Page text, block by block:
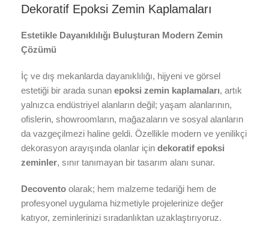
Dekoratif Epoksi Zemin Kaplamaları
Estetikle Dayanıklılığı Buluşturan Modern Zemin
Çözümü
İç ve dış mekanlarda dayanıklılığı, hijyeni ve görsel
estetiği bir arada sunan epoksi zemin kaplamaları, artık
yalnızca endüstriyel alanların değil; yaşam alanlarının,
ofislerin, showroomların, mağazaların ve sosyal alanların
da vazgeçilmezi haline geldi. Özellikle modern ve yenilikçi
dekorasyon arayışında olanlar için dekoratif epoksi
zeminler, sınır tanımayan bir tasarım alanı sunar.
Decovento olarak; hem malzeme tedariği hem de
profesyonel uygulama hizmetiyle projelerinize değer
katıyor, zeminlerinizi sıradanlıktan uzaklaştırıyoruz.